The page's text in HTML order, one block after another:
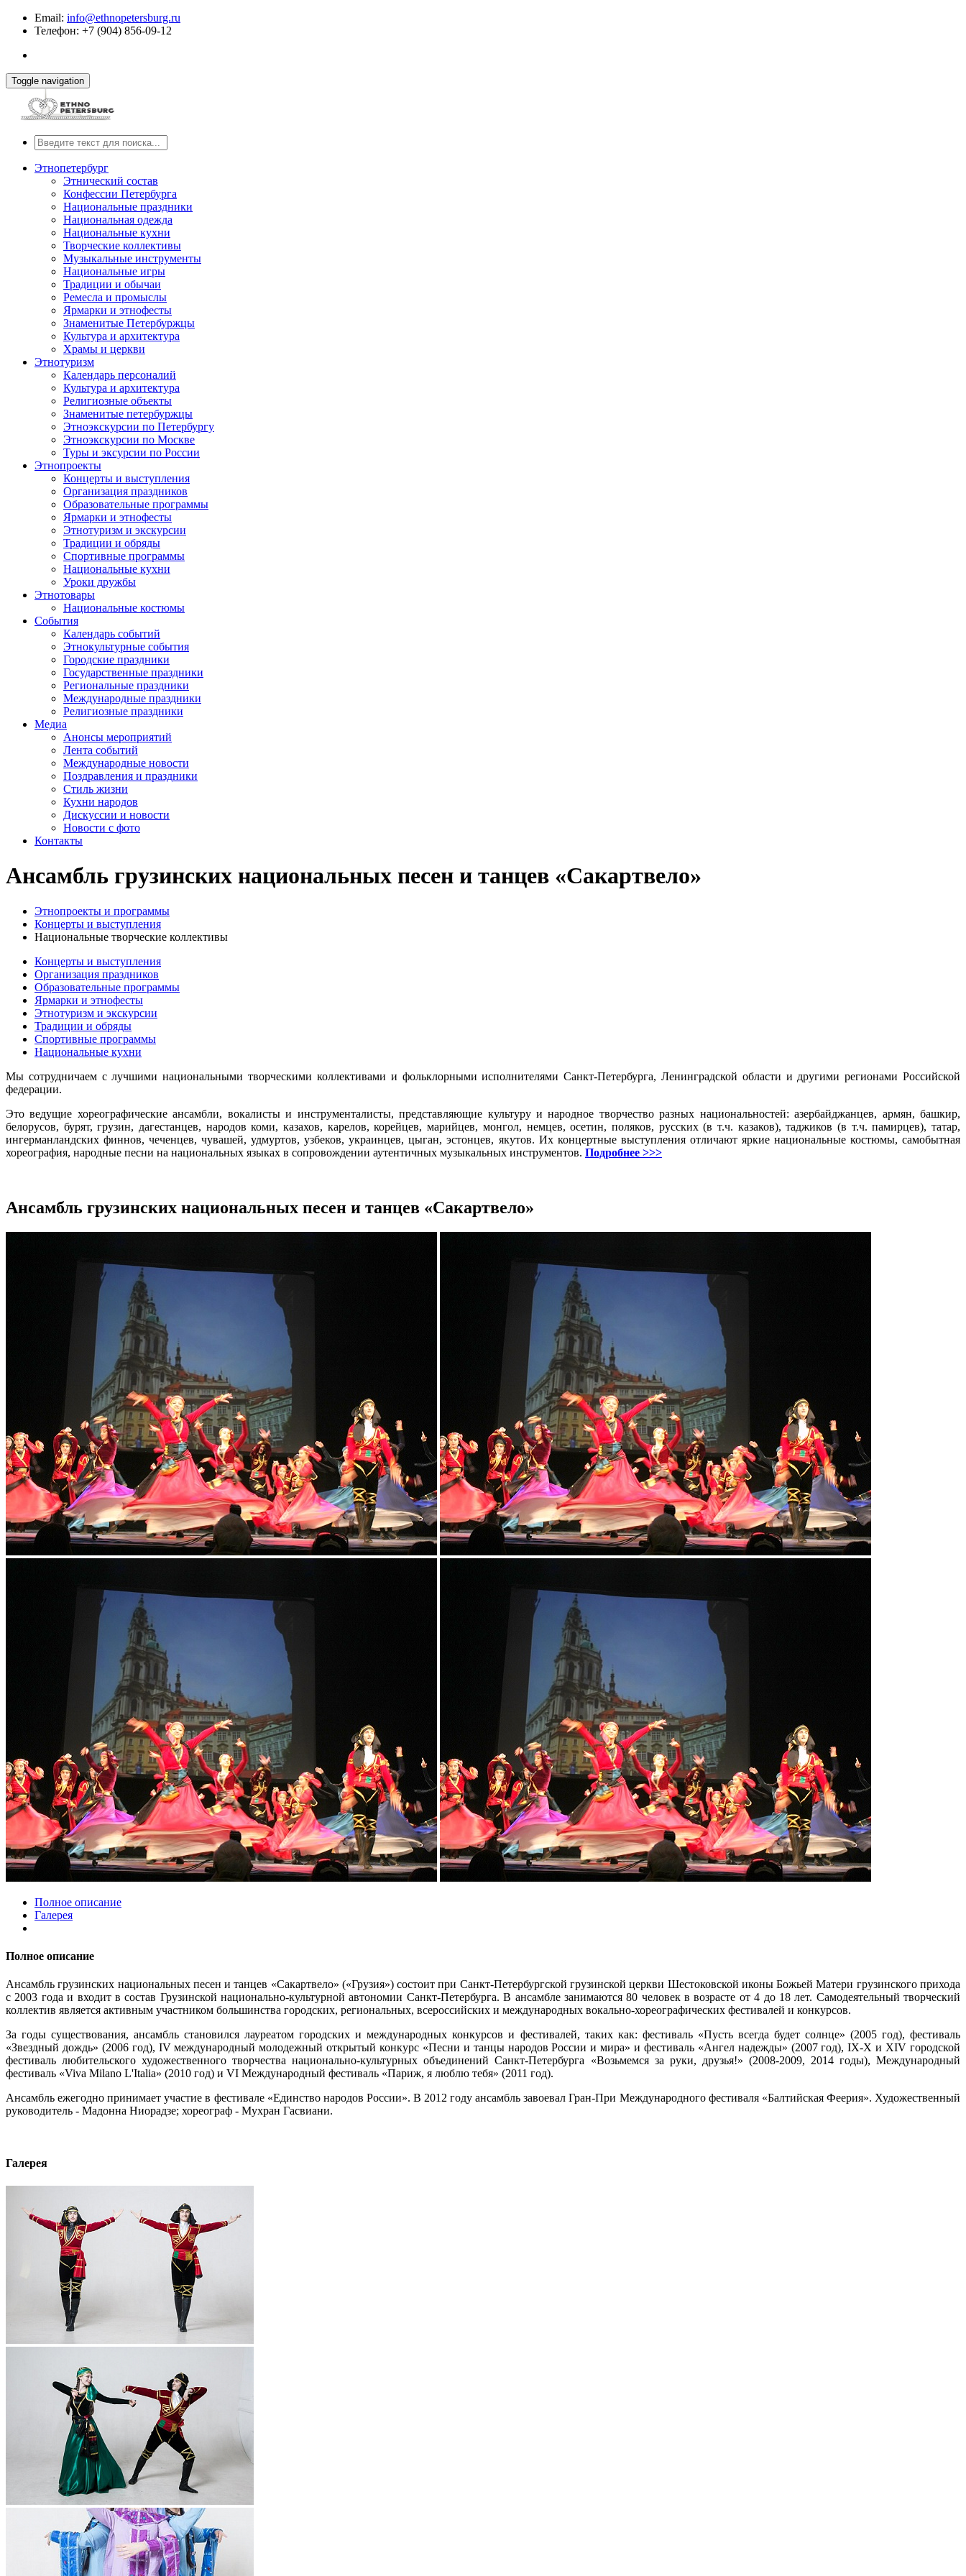
Email: info@ethnopetersburg.ru
Телефон: +7 (904) 856-09-12
Toggle navigation
Этнопетербург
Этнический состав
Конфессии Петербурга
Национальные праздники
Национальная одежда
Национальные кухни
Творческие коллективы
Музыкальные инструменты
Национальные игры
Традиции и обычаи
Ремесла и промыслы
Ярмарки и этнофесты
Знаменитые Петербуржцы
Культура и архитектура
Храмы и церкви
Этнотуризм
Календарь персоналий
Культура и архитектура
Религиозные объекты
Знаменитые петербуржцы
Этноэкскурсии по Петербургу
Этноэкскурсии по Москве
Туры и эксурсии по России
Этнопроекты
Концерты и выступления
Организация праздников
Образовательные программы
Ярмарки и этнофесты
Этнотуризм и экскурсии
Традиции и обряды
Спортивные программы
Национальные кухни
Уроки дружбы
Этнотовары
Национальные костюмы
События
Календарь событий
Этнокультурные события
Городские праздники
Государственные праздники
Региональные праздники
Международные праздники
Религиозные праздники
Медиа
Анонсы мероприятий
Лента событий
Международные новости
Поздравления и праздники
Cтиль жизни
Кухни народов
Дискуссии и новости
Новости с фото
Контакты
Ансамбль грузинских национальных песен и танцев «Сакартвело»
Этнопроекты и программы
Концерты и выступления
Национальные творческие коллективы
Концерты и выступления
Организация праздников
Образовательные программы
Ярмарки и этнофесты
Этнотуризм и экскурсии
Традиции и обряды
Спортивные программы
Национальные кухни
Мы сотрудничаем с лучшими национальными творческими коллективами и фольклорными исполнителями Санкт-Петербурга, Ленинградской области и другими регионами Российской
федерации.
Это ведущие хореографические ансамбли, вокалисты и инструменталисты, представляющие культуру и народное творчество разных национальностей: азербайджанцев, армян, башкир,
белорусов, бурят, грузин, дагестанцев, народов коми, казахов, карелов, корейцев, марийцев, монгол, немцев, осетин, поляков, русских (в т.ч. казаков), таджиков (в т.ч. памирцев), татар,
ингерманландских финнов, чеченцев, чувашей, удмуртов, узбеков, украинцев, цыган, эстонцев, якутов. Их концертные выступления отличают яркие национальные костюмы, самобытная
хореография, народные песни на национальных языках в сопровождении аутентичных музыкальных инструментов. Подробнее >>>
Ансамбль грузинских национальных песен и танцев «Сакартвело»
Полное описание
Галерея
Полное описание
Ансамбль грузинских национальных песен и танцев «Сакартвело» («Грузия») состоит при Санкт-Петербургской грузинской церкви Шестоковской иконы Божьей Матери грузинского прихода
с 2003 года и входит в состав Грузинской национально-культурной автономии Санкт-Петербурга. В ансамбле занимаются 80 человек в возрасте от 4 до 18 лет. Самодеятельный творческий
коллектив является активным участником большинства городских, региональных, всероссийских и международных вокально-хореографических фестивалей и конкурсов.
За годы существования, ансамбль становился лауреатом городских и международных конкурсов и фестивалей, таких как: фестиваль «Пусть всегда будет солнце» (2005 год), фестиваль
«Звездный дождь» (2006 год), IV международный молодежный открытый конкурс «Песни и танцы народов России и мира» и фестиваль «Ангел надежды» (2007 год), IX-X и XIV городской
фестиваль любительского художественного творчества национально-культурных объединений Санкт-Петербурга «Возьмемся за руки, друзья!» (2008-2009, 2014 годы), Международный
фестиваль «Viva Milano L'Italia» (2010 год) и VI Международный фестиваль «Париж, я люблю тебя» (2011 год).
Ансамбль ежегодно принимает участие в фестивале «Единство народов России». В 2012 году ансамбль завоевал Гран-При Международного фестиваля «Балтийская Феерия». Художественный
руководитель - Мадонна Ниорадзе; хореограф - Мухран Гасвиани.
Галерея